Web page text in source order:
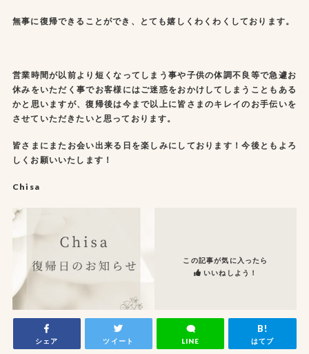
無事に復帰できることができ、とても嬉しくわくわくしております。
営業時間が以前より短くなってしまう事や子供の体調不良等で急遽お
休みをいただく事でお客様にはご迷惑をおかけしてしまうこともある
かと思いますが、復帰後は今まで以上に皆さまのキレイのお手伝いを
させていただきたいと思っております。
皆さまにまたお会い出来る日を楽しみにしております！今後ともよろ
しくお願いいたします！
Chisa
この記事が気に入ったら
いいねしよう！
シェア ツイート LINE はてブ